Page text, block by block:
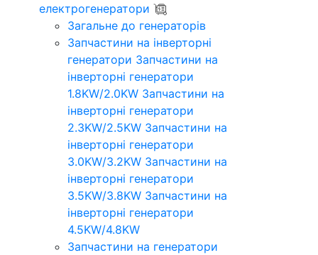
електрогенератори
Загальне до генераторів
Запчастини на інверторні
генератори Запчастини на
інверторні генератори
1.8KW/2.0KW Запчастини на
інверторні генератори
2.3KW/2.5KW Запчастини на
інверторні генератори
3.0KW/3.2KW Запчастини на
інверторні генератори
3.5KW/3.8KW Запчастини на
інверторні генератори
4.5KW/4.8KW
Запчастини на генератори